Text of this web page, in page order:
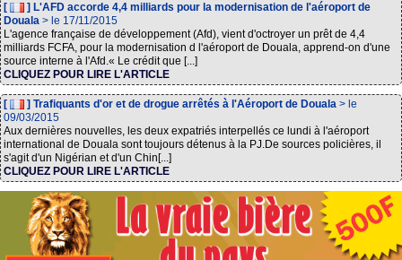
[
] L'AFD accorde 4,4 milliards pour la modernisation de l'aéroport de
Douala > le 17/11/2015
L'agence française de développement (Afd), vient d'octroyer un prêt de 4,4
milliards FCFA, pour la modernisation d l'aéroport de Douala, apprend-on d'une
source interne à l'Afd.« Le crédit que [...]
CLIQUEZ POUR LIRE L'ARTICLE
[ ] Trafiquants d'or et de drogue arrêtés à l'Aéroport de Douala > le
09/03/2015
Aux dernières nouvelles, les deux expatriés interpellés ce lundi à l'aéroport
international de Douala sont toujours détenus à la PJ.De sources policières, il
s'agit d'un Nigérian et d'un Chin[...]
CLIQUEZ POUR LIRE L'ARTICLE